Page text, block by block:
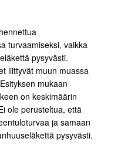
turvaamiseksi, vaikka
pysyvästi.
liittyvät muun muassa
mukaan
on keskimäärin
ole perusteltua, että
ja samaan
pysyvästi.